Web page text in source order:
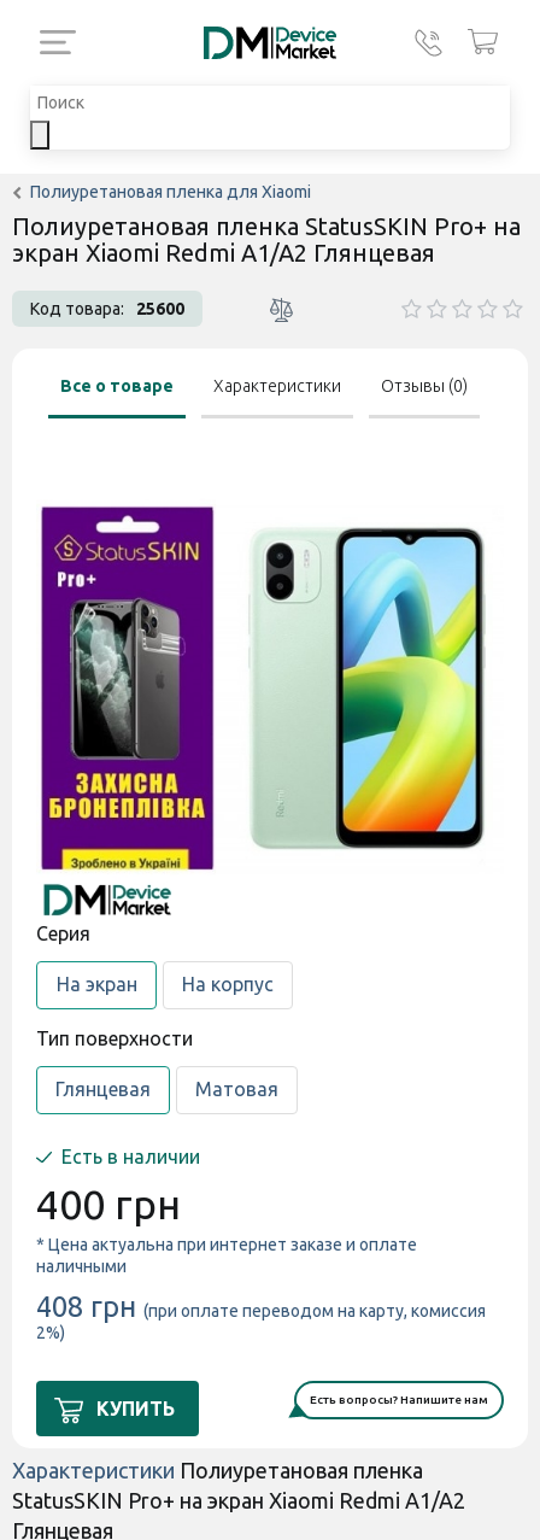
Полиуретановая пленка для Xiaomi
Полиуретановая пленка StatusSKIN Pro+ на
экран Xiaomi Redmi A1/A2 Глянцевая
Код товара: 25600
Все о товаре Характеристики Отзывы (0)
Cерия
На экран На корпус
Тип поверхности
Глянцевая Матовая
Есть в наличии
400 грн
* Цена актуальна при интернет заказе и оплате
наличными
408 грн (при оплате переводом на карту, комиссия
2%)
КУПИТЬ Есть вопросы? Напишите нам
Характеристики Полиуретановая пленка
StatusSKIN Pro+ на экран Xiaomi Redmi A1/A2
Глянцевая